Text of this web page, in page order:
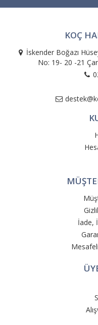
KOÇ
İskender Boğazı
No: 19- 20 -21
İade,